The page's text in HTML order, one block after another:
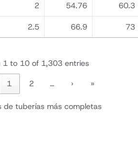
2 54.76 60.3
2.5 66.9 73
1 to 10 of 1,303 entries
1 2 … › »
de tuberías más completas